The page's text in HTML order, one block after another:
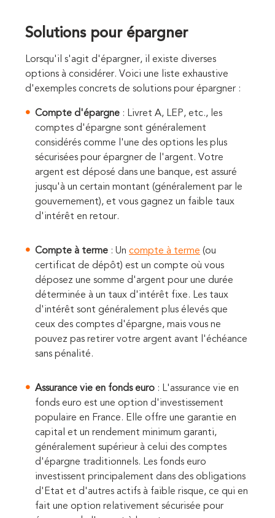
Solutions pour épargner
Lorsqu'il s'agit d'épargner, il existe diverses
options à considérer. Voici une liste exhaustive
d'exemples concrets de solutions pour épargner :
Compte d'épargne : Livret A, LEP, etc., les
comptes d'épargne sont généralement
considérés comme l'une des options les plus
sécurisées pour épargner de l'argent. Votre
argent est déposé dans une banque, est assuré
jusqu'à un certain montant (généralement par le
gouvernement), et vous gagnez un faible taux
d'intérêt en retour.
Compte à terme : Un compte à terme (ou
certificat de dépôt) est un compte où vous
déposez une somme d'argent pour une durée
déterminée à un taux d'intérêt fixe. Les taux
d'intérêt sont généralement plus élevés que
ceux des comptes d'épargne, mais vous ne
pouvez pas retirer votre argent avant l'échéance
sans pénalité.
Assurance vie en fonds euro : L'assurance vie en
fonds euro est une option d'investissement
populaire en France. Elle offre une garantie en
capital et un rendement minimum garanti,
généralement supérieur à celui des comptes
d'épargne traditionnels. Les fonds euro
investissent principalement dans des obligations
d'Etat et d'autres actifs à faible risque, ce qui en
fait une option relativement sécurisée pour